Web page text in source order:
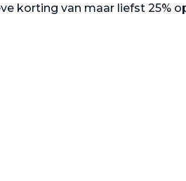
korting van maar liefst 25%